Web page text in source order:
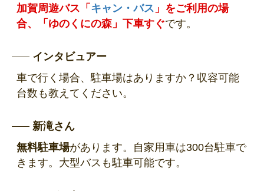
加賀周遊バス「 キャン・バス 」をご利用の場
合、「ゆのくにの森」下車すぐです。
インタビュアー
車で行く場合、駐車場はありますか？収容可能
台数も教えてください。
新滝さん
無料駐車場があります。自家用車は300台駐車で
きます。大型バスも駐車可能です。